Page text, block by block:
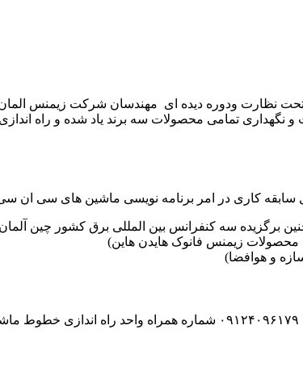
تکنوست با مدیریت مهندس علی فرخانی که از سال ۱۳۶۵ تحت نظارت
نگهداری تمامی محصولات سه برند یاد شده و راه
برگزیده سه کنفرانس بین المللی برق کشور چین
زیمنس فانوک هایدن هاین)
و هوافضا)